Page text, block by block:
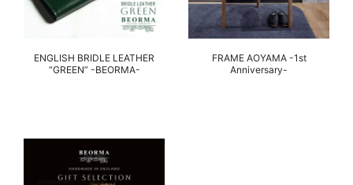
ENGLISH BRIDLE LEATHER
“GREEN” -BEORMA-
FRAME AOYAMA -1st
Anniversary-